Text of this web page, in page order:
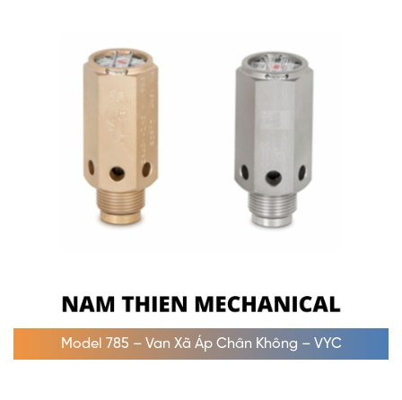
Model 785 – Van Xã Áp Chân Không – VYC